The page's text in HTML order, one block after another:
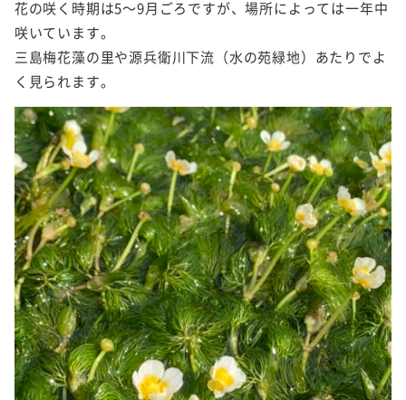
花の咲く時期は5～9月ごろですが、場所によっては一年中
咲いています。
三島梅花藻の里や源兵衛川下流（水の苑緑地）あたりでよ
く見られます。